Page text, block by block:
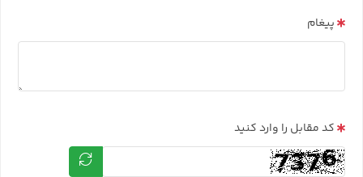
پیغام
کد مقابل را وارد کنید